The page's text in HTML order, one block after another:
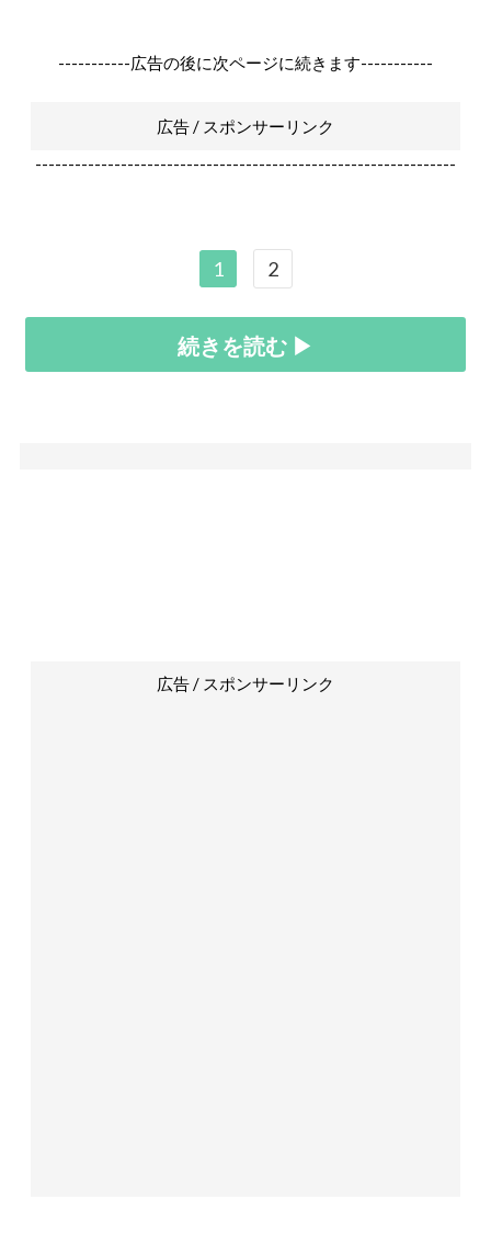
-----------広告の後に次ページに続きます-----------
広告 / スポンサーリンク
----------------------------------------------------------------
1 2
続きを読む ▶
広告 / スポンサーリンク